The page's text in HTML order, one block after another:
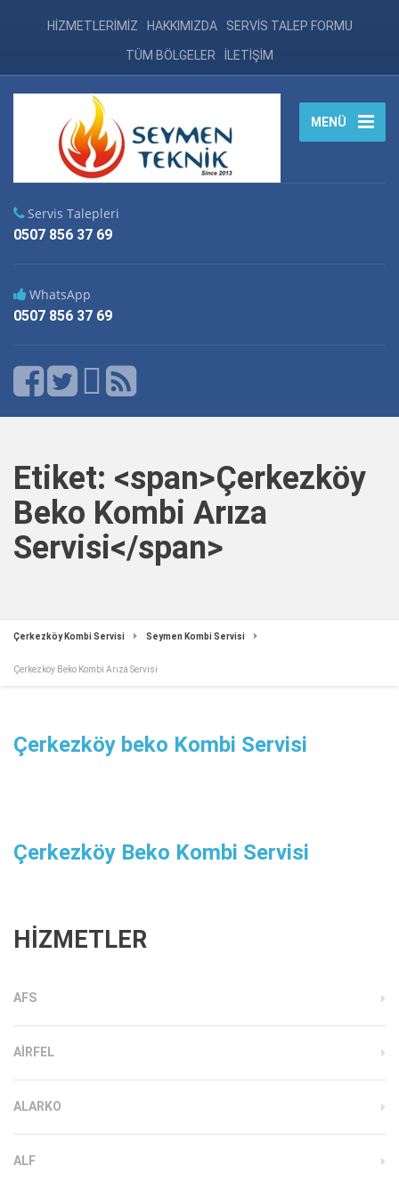
HİZMETLERİMİZ HAKKIMIZDA SERVİS TALEP FORMU
TÜM BÖLGELER İLETİŞİM
MENÜ
Servis Talepleri
0507 856 37 69
WhatsApp
0507 856 37 69
Etiket: <span>Çerkezköy
Beko Kombi Arıza
Servisi</span>
Çerkezköy Kombi Servisi Seymen Kombi Servisi
Çerkezköy Beko Kombi Arıza Servisi
Çerkezköy beko Kombi Servisi
Çerkezköy Beko Kombi Servisi
HİZMETLER
AFS
AIRFEL
ALARKO
ALF